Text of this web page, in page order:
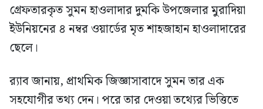
গ্রেফতারকৃত সুমন হাওলাদার দুমকি উপজেলার মুরাদিয়া
ইউনিয়নের ৪ নম্বর ওয়ার্ডের মৃত শাহজাহান হাওলাদারের
ছেলে।
র‍্যাব জানায়, প্রাথমিক জিজ্ঞাসাবাদে সুমন তার এক
সহযোগীর তথ্য দেন। পরে তার দেওয়া তথ্যের ভিত্তিতে